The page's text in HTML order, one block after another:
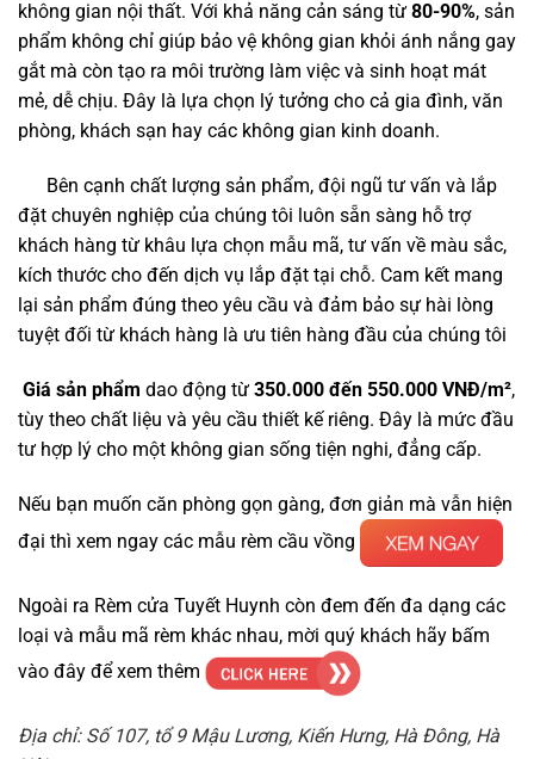
không gian nội thất. Với khả năng cản sáng từ 80-90%, sản
phẩm không chỉ giúp bảo vệ không gian khỏi ánh nắng gay
gắt mà còn tạo ra môi trường làm việc và sinh hoạt mát
mẻ, dễ chịu. Đây là lựa chọn lý tưởng cho cả gia đình, văn
phòng, khách sạn hay các không gian kinh doanh.
Bên cạnh chất lượng sản phẩm, đội ngũ tư vấn và lắp
đặt chuyên nghiệp của chúng tôi luôn sẵn sàng hỗ trợ
khách hàng từ khâu lựa chọn mẫu mã, tư vấn về màu sắc,
kích thước cho đến dịch vụ lắp đặt tại chỗ. Cam kết mang
lại sản phẩm đúng theo yêu cầu và đảm bảo sự hài lòng
tuyệt đối từ khách hàng là ưu tiên hàng đầu của chúng tôi
Giá sản phẩm dao động từ 350.000 đến 550.000 VNĐ/m²,
tùy theo chất liệu và yêu cầu thiết kế riêng. Đây là mức đầu
tư hợp lý cho một không gian sống tiện nghi, đẳng cấp.
Nếu bạn muốn căn phòng gọn gàng, đơn giản mà vẫn hiện
đại thì xem ngay các mẫu rèm cầu vồng
Ngoài ra Rèm cửa Tuyết Huynh còn đem đến đa dạng các
loại và mẫu mã rèm khác nhau, mời quý khách hãy bấm
vào đây để xem thêm
Địa chỉ: Số 107, tổ 9 Mậu Lương, Kiến Hưng, Hà Đông, Hà